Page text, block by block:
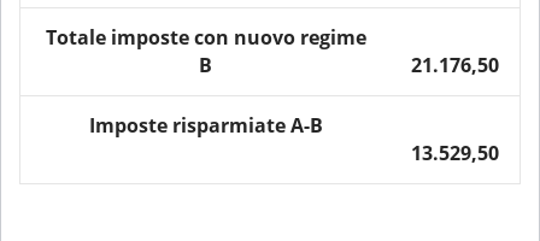
Totale imposte con nuovo regime
B
21.176,50
Imposte risparmiate A-B
13.529,50